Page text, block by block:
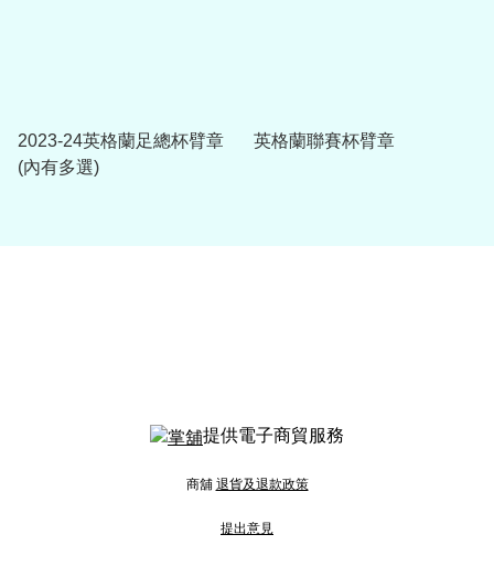
2023-24英格蘭足總杯臂章
(內有多選)
英格蘭聯賽杯臂章
提供電子商貿服務
商舖 退貨及退款政策
提出意見